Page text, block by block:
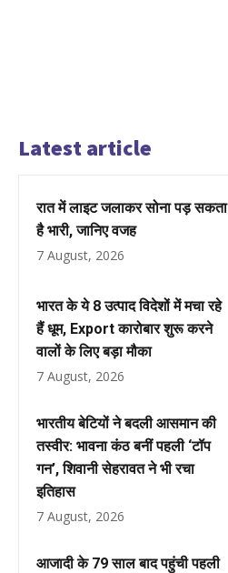
Latest article
रात में लाइट जलाकर सोना पड़ सकता
है भारी, जानिए वजह
7 August, 2026
भारत के ये 8 उत्पाद विदेशों में मचा रहे
हैं धूम, Export कारोबार शुरू करने
वालों के लिए बड़ा मौका
7 August, 2026
भारतीय बेटियों ने बदली आसमान की
तस्वीर: भावना कंठ बनीं पहली ‘टॉप
गन’, शिवानी सेहरावत ने भी रचा
इतिहास
7 August, 2026
आजादी के 79 साल बाद पहुंची पहली